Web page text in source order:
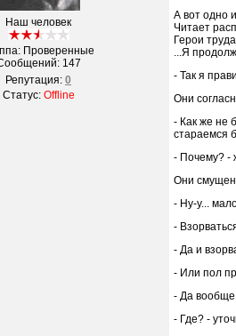
Наш человек
Проверенные
147
Репутация: 0
Статус: Offline
А вот одно
Читает
Герои труда
...Я
- Так я
Они
- Как же не
стараемся
- Почему? -
Они
- Ну-у...
-
- Да и
- Или пол
- Да вообще
- Где? -